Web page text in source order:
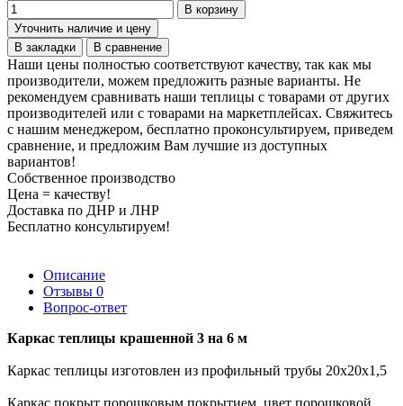
В корзину
Уточнить наличие и цену
В закладки
В сравнение
Наши цены полностью соответствуют качеству, так как мы
производители, можем предложить разные варианты. Не
рекомендуем сравнивать наши теплицы с товарами от других
производителей или с товарами на маркетплейсах. Свяжитесь
с нашим менеджером, бесплатно проконсультируем, приведем
сравнение, и предложим Вам лучшие из доступных
вариантов!
Собственное производство
Цена = качеству!
Доставка по ДНР и ЛНР
Бесплатно консультируем!
Описание
Отзывы 0
Вопрос-ответ
Каркас теплицы крашенной 3 на 6 м
Каркас теплицы изготовлен из профильный трубы 20х20х1,5
Каркас покрыт порошковым покрытием, цвет порошковой